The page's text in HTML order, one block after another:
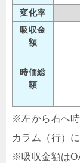
変化率
吸収金
額
時価総
額
※左から右へ
カラム（行）
※吸収金額は